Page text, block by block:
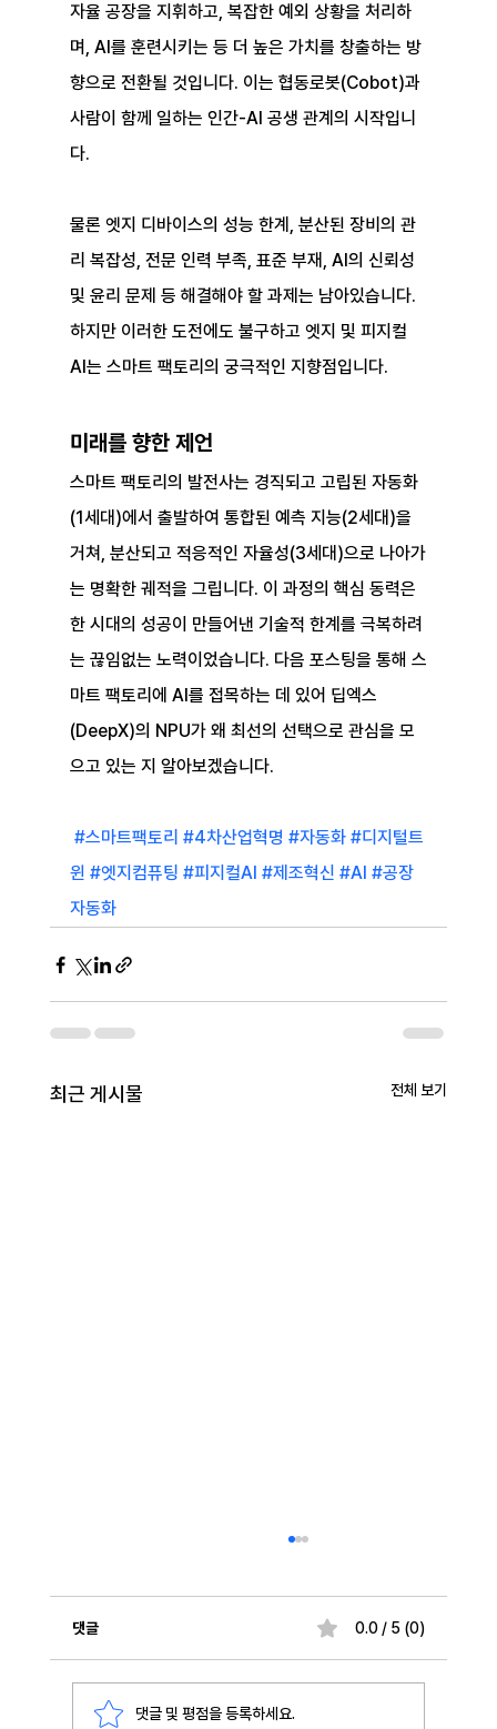
자율 공장을 지휘하고, 복잡한 예외 상황을 처리하
며, AI를 훈련시키는 등 더 높은 가치를 창출하는 방
향으로 전환될 것입니다. 이는 협동로봇(Cobot)과
사람이 함께 일하는 인간-AI 공생 관계의 시작입니
다.
물론 엣지 디바이스의 성능 한계, 분산된 장비의 관
리 복잡성, 전문 인력 부족, 표준 부재, AI의 신뢰성
및 윤리 문제 등 해결해야 할 과제는 남아있습니다.
하지만 이러한 도전에도 불구하고 엣지 및 피지컬
AI는 스마트 팩토리의 궁극적인 지향점입니다.
미래를 향한 제언
스마트 팩토리의 발전사는 경직되고 고립된 자동화
(1세대)에서 출발하여 통합된 예측 지능(2세대)을
거쳐, 분산되고 적응적인 자율성(3세대)으로 나아가
는 명확한 궤적을 그립니다. 이 과정의 핵심 동력은
한 시대의 성공이 만들어낸 기술적 한계를 극복하려
는 끊임없는 노력이었습니다. 다음 포스팅을 통해 스
마트 팩토리에 AI를 접목하는 데 있어 딥엑스
(DeepX)의 NPU가 왜 최선의 선택으로 관심을 모
으고 있는 지 알아보겠습니다.
#스마트팩토리 #4차산업혁명 #자동화 #디지털트
윈 #엣지컴퓨팅 #피지컬AI #제조혁신 #AI #공장
자동화
최근 게시물 전체 보기
댓글 0.0 / 5 (0)
댓글 및 평점을 등록하세요.